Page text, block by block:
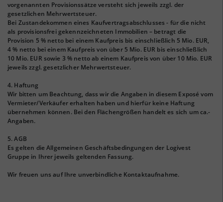
vorgenannten Provisionssätze versteht sich jeweils zzgl. der
gesetzlichen Mehrwertsteuer.
Bei Zustandekommen eines Kaufvertragsabschlusses - für die nicht
als provisionsfrei gekennzeichneten Immobilien – betragt die
Provision 5 % netto bei einem Kaufpreis bis einschließlich 5 Mio. EUR,
4 % netto bei einem Kaufpreis von über 5 Mio. EUR bis einschließlich
10 Mio. EUR sowie 3 % netto ab einem Kaufpreis von über 10 Mio. EUR
jeweils zzgl. gesetzlicher Mehrwertsteuer.
4. Haftung
Wir bitten um Beachtung, dass wir die Angaben in diesem Exposé vom
Vermieter/Verkäufer erhalten haben und hierfür keine Haftung
übernehmen können. Bei den Flächengrößen handelt es sich um ca.-
Angaben.
5. AGB
Es gelten die Allgemeinen Geschäftsbedingungen der Logivest
Gruppe in Ihrer jeweils geltenden Fassung.
Wir freuen uns auf Ihre unverbindliche Kontaktaufnahme.